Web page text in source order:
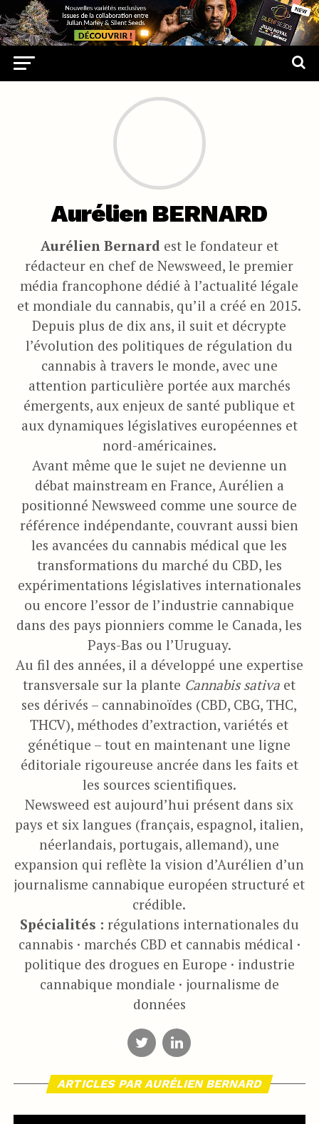
Aurélien BERNARD
Aurélien Bernard est le fondateur et
rédacteur en chef de Newsweed, le premier
média francophone dédié à l’actualité légale
et mondiale du cannabis, qu’il a créé en 2015.
Depuis plus de dix ans, il suit et décrypte
l’évolution des politiques de régulation du
cannabis à travers le monde, avec une
attention particulière portée aux marchés
émergents, aux enjeux de santé publique et
aux dynamiques législatives européennes et
nord-américaines.
Avant même que le sujet ne devienne un
débat mainstream en France, Aurélien a
positionné Newsweed comme une source de
référence indépendante, couvrant aussi bien
les avancées du cannabis médical que les
transformations du marché du CBD, les
expérimentations législatives internationales
ou encore l’essor de l’industrie cannabique
dans des pays pionniers comme le Canada, les
Pays-Bas ou l’Uruguay.
Au fil des années, il a développé une expertise
transversale sur la plante Cannabis sativa et
ses dérivés – cannabinoïdes (CBD, CBG, THC,
THCV), méthodes d’extraction, variétés et
génétique – tout en maintenant une ligne
éditoriale rigoureuse ancrée dans les faits et
les sources scientifiques.
Newsweed est aujourd’hui présent dans six
pays et six langues (français, espagnol, italien,
néerlandais, portugais, allemand), une
expansion qui reflète la vision d’Aurélien d’un
journalisme cannabique européen structuré et
crédible.
Spécialités : régulations internationales du
cannabis · marchés CBD et cannabis médical ·
politique des drogues en Europe · industrie
cannabique mondiale · journalisme de
données
ARTICLES PAR AURÉLIEN BERNARD